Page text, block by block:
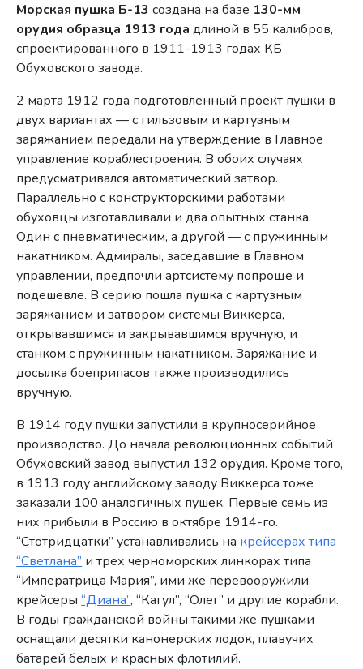
Морская пушка Б-13 создана на базе 130-мм
орудия образца 1913 года длиной в 55 калибров,
спроектированного в 1911-1913 годах КБ
Обуховского завода.
2 марта 1912 года подготовленный проект пушки в
двух вариантах — с гильзовым и картузным
заряжанием передали на утверждение в Главное
управление кораблестроения. В обоих случаях
предусматривался автоматический затвор.
Параллельно с конструкторскими работами
обуховцы изготавливали и два опытных станка.
Один с пневматическим, а другой — с пружинным
накатником. Адмиралы, заседавшие в Главном
управлении, предпочли артсистему попроще и
подешевле. В серию пошла пушка с картузным
заряжанием и затвором системы Виккерса,
открывавшимся и закрывавшимся вручную, и
станком с пружинным накатником. Заряжание и
досылка боеприпасов также производились
вручную.
В 1914 году пушки запустили в крупносерийное
производство. До начала революционных событий
Обуховский завод выпустил 132 орудия. Кроме того,
в 1913 году английскому заводу Виккерса тоже
заказали 100 аналогичных пушек. Первые семь из
них прибыли в Россию в октябре 1914-го.
“Стотридцатки” устанавливались на крейсерах типа
“Светлана” и трех черноморских линкорах типа
“Императрица Мария”, ими же перевооружили
крейсеры“Диана”, “Кагул”, “Олег” и другие корабли.
В годы гражданской войны такими же пушками
оснащали десятки канонерских лодок, плавучих
батарей белых и красных флотилий.